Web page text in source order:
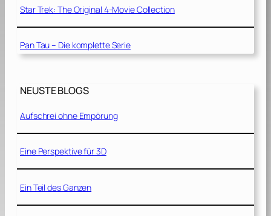
Star Trek: The Original 4-Movie Collection
Pan Tau – Die komplette Serie
NEUSTE BLOGS
Aufschrei ohne Empörung
Eine Perspektive für 3D
Ein Teil des Ganzen